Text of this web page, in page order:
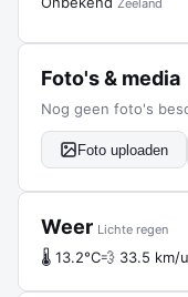
Zeeland
Foto's & media
Nog geen foto's
Foto uploaden
Weer Lichte regen
🌡 13.2°C💨 33.5 km/